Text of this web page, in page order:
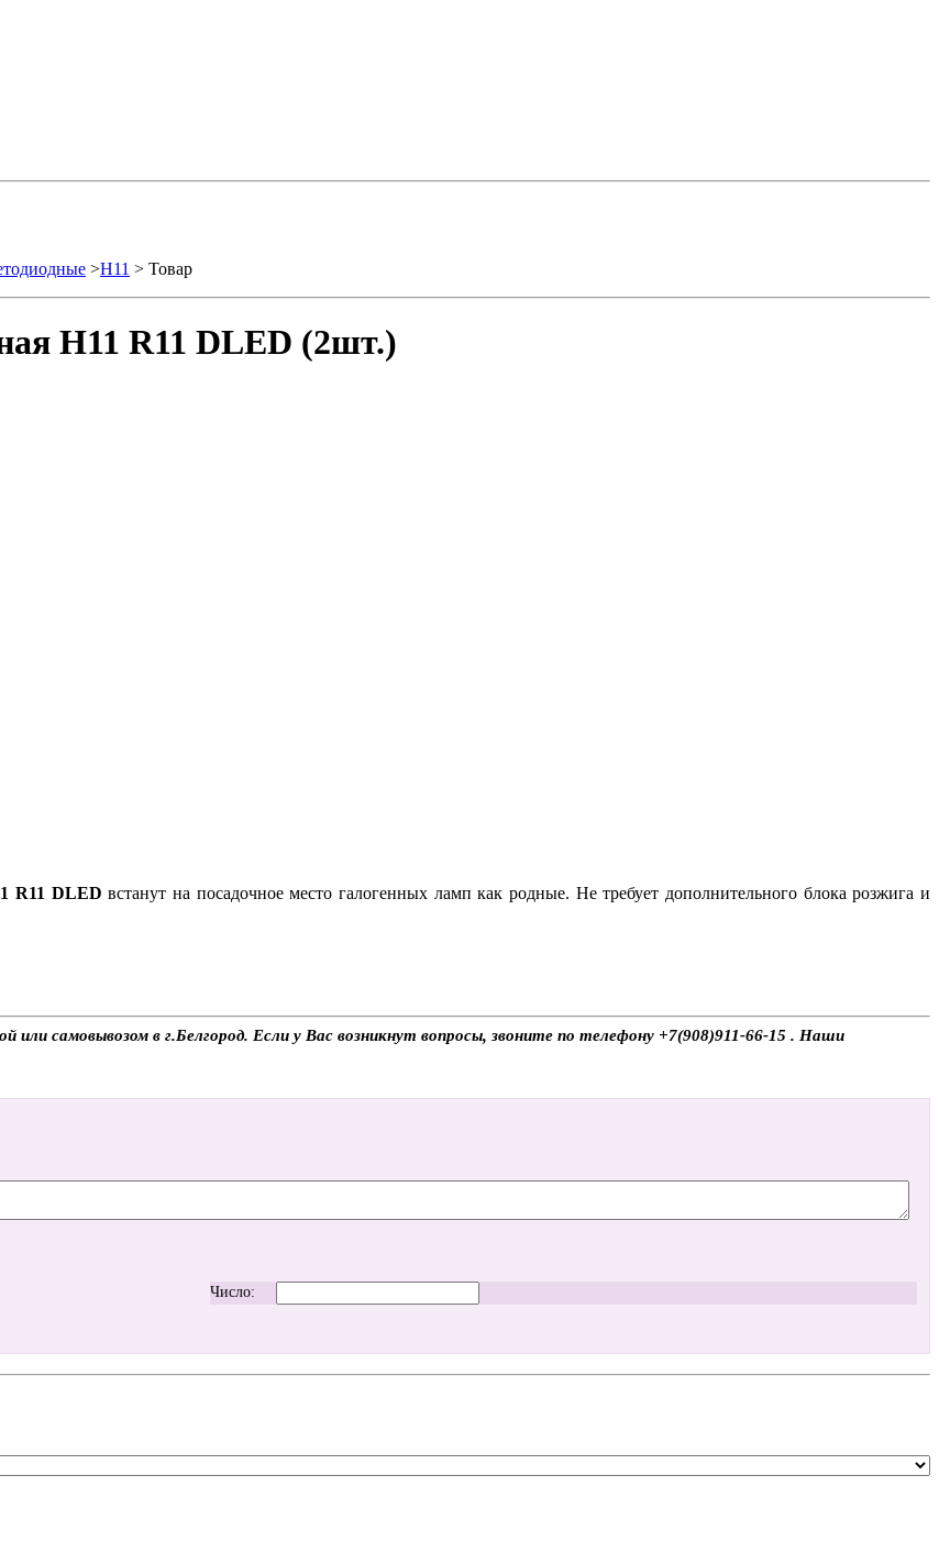
>H11 > Товар
H11 R11 DLED (2шт.)
R11 DLED встанут на посадочное место галогенных ламп как родные. Не требует дополнительного блока розжига и
самовывозом в г.Белгород. Если у Вас возникнут вопросы, звоните по телефону +7(908)911-66-15 . Наши
Число: